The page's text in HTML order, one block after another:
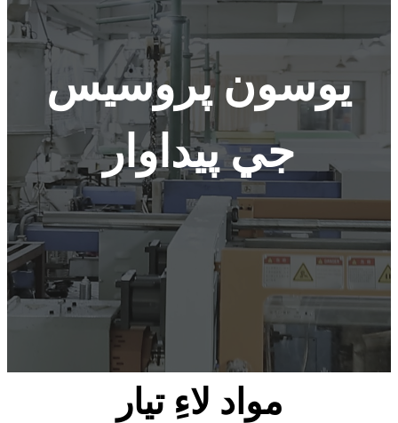
يوسون پروسيس
جي پيداوار
مواد لاءِ تيار